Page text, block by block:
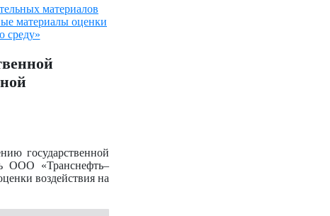
материалов
материалы оценки
среду»
государственной
ООО «Транснефть–
воздействия на